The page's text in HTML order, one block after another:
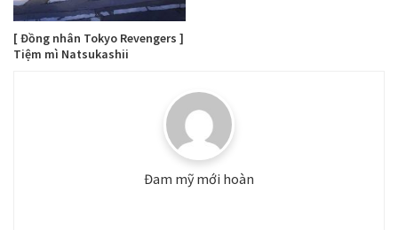
[ Đồng nhân Tokyo Revengers ]
Tiệm mì Natsukashii
Đam mỹ mới hoàn